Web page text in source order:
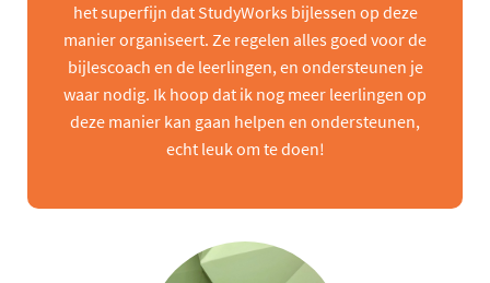
het superfijn dat StudyWorks bijlessen op deze
manier organiseert. Ze regelen alles goed voor de
bijlescoach en de leerlingen, en ondersteunen je
waar nodig. Ik hoop dat ik nog meer leerlingen op
deze manier kan gaan helpen en ondersteunen,
echt leuk om te doen!